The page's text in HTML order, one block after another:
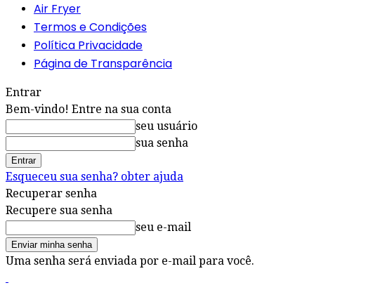
Air Fryer
Termos e Condições
Política Privacidade
Página de Transparência
Entrar
Bem-vindo! Entre na sua conta
seu usuário
sua senha
Esqueceu sua senha? obter ajuda
Recuperar senha
Recupere sua senha
seu e-mail
Uma senha será enviada por e-mail para você.